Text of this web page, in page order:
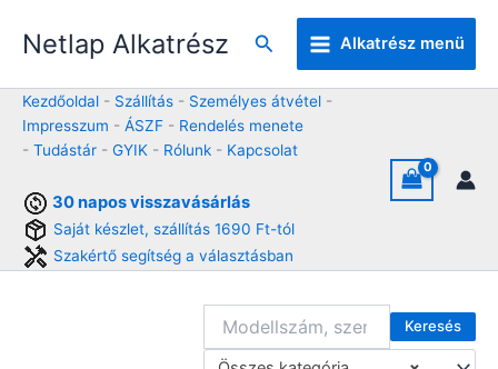
Netlap Alkatrész Keresés Alkatrész menü
Kezdőoldal - Szállítás - Személyes átvétel -
Impresszum - ÁSZF - Rendelés menete
- Tudástár - GYIK - Rólunk - Kapcsolat
30 napos visszavásárlás
Saját készlet, szállítás 1690 Ft-tól
Szakértő segítség a választásban
Keresés